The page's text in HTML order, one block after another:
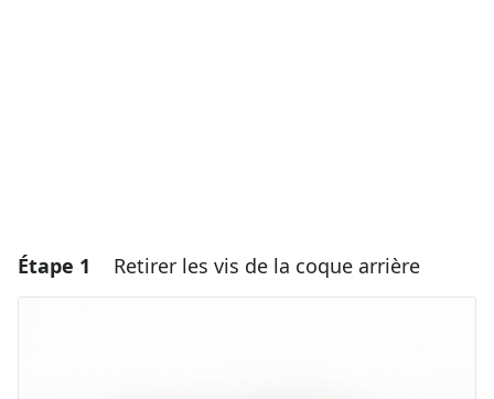
Étape 1 Retirer les vis de la coque arrière